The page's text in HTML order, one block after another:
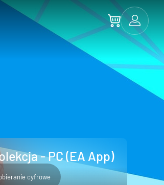
- PC (EA App)
cyfrowe